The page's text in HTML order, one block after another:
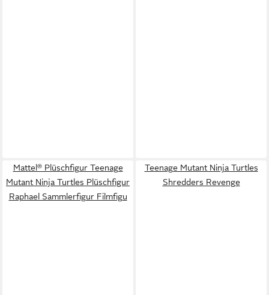
Mattel® Plüschfigur Teenage
Mutant Ninja Turtles Plüschfigur
Raphael Sammlerfigur Filmfigu
Teenage Mutant Ninja Turtles
Shredders Revenge